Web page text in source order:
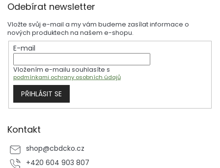
Odebírat newsletter
Vložte svůj e-mail a my vám budeme zasílat informace o
nových produktech na našem e-shopu.
E-mail
Vložením e-mailu souhlasíte s
podmínkami ochrany osobních údajů
PŘIHLÁSIT SE
Kontakt
shop@cbdcko.cz
+420 604 903 807